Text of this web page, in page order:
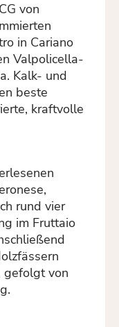
von
in Cariano
Valpolicella-
Kalk- und
beste
kraftvolle
rund vier
im Fruttaio
gefolgt von